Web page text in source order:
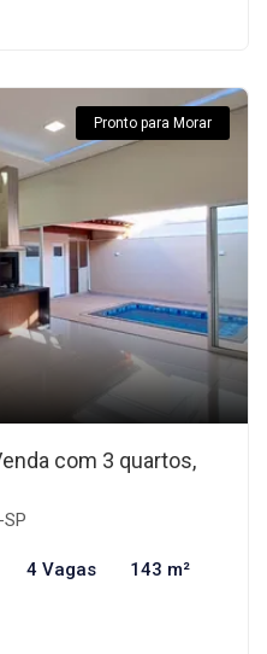
Pronto para Morar
com 3 quartos,
4 Vagas 143 m²